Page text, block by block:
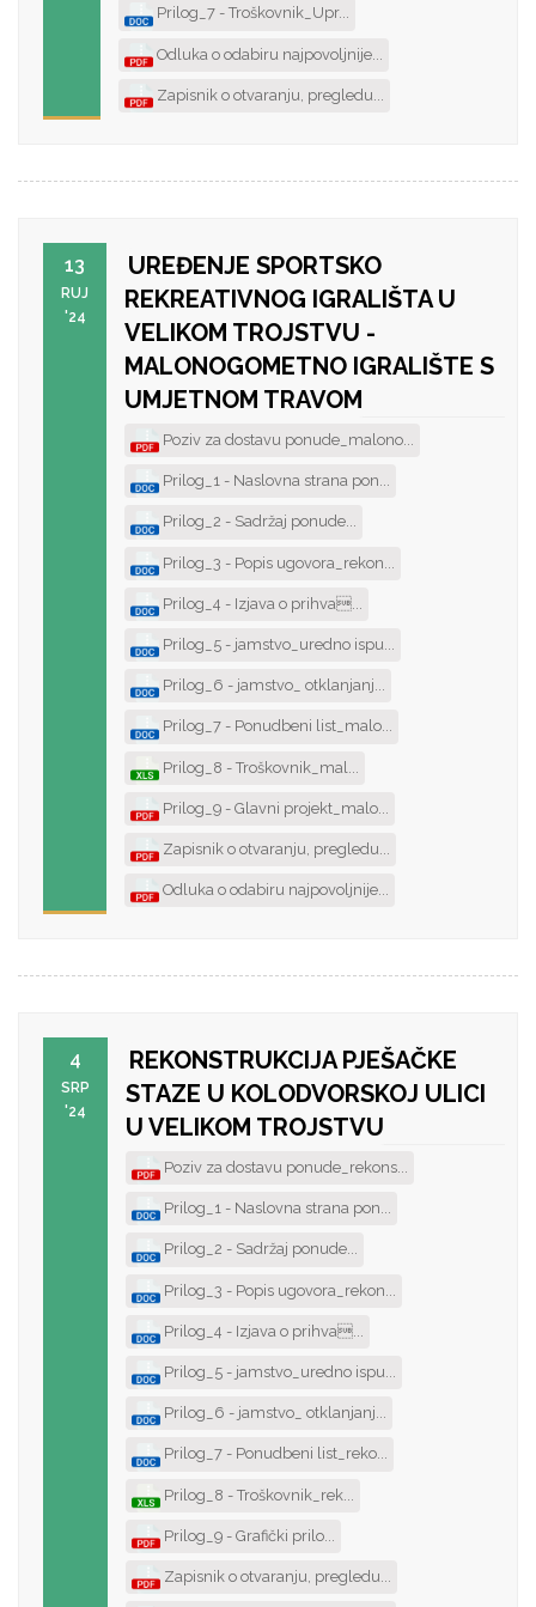
Prilog_7 - Troškovnik_Upr...
Odluka o odabiru najpovoljnije...
Zapisnik o otvaranju, pregledu...
13
RUJ
'24
UREĐENJE SPORTSKO
REKREATIVNOG IGRALIŠTA U
VELIKOM TROJSTVU -
MALONOGOMETNO IGRALIŠTE S
UMJETNOM TRAVOM
Poziv za dostavu ponude_malono...
Prilog_1 - Naslovna strana pon...
Prilog_2 - Sadržaj ponude...
Prilog_3 - Popis ugovora_rekon...
Prilog_4 - Izjava o prihva...
Prilog_5 - jamstvo_uredno ispu...
Prilog_6 - jamstvo_ otklanjanj...
Prilog_7 - Ponudbeni list_malo...
Prilog_8 - Troškovnik_mal...
Prilog_9 - Glavni projekt_malo...
Zapisnik o otvaranju, pregledu...
Odluka o odabiru najpovoljnije...
4
SRP
'24
REKONSTRUKCIJA PJEŠAČKE
STAZE U KOLODVORSKOJ ULICI
U VELIKOM TROJSTVU
Poziv za dostavu ponude_rekons...
Prilog_1 - Naslovna strana pon...
Prilog_2 - Sadržaj ponude...
Prilog_3 - Popis ugovora_rekon...
Prilog_4 - Izjava o prihva...
Prilog_5 - jamstvo_uredno ispu...
Prilog_6 - jamstvo_ otklanjanj...
Prilog_7 - Ponudbeni list_reko...
Prilog_8 - Troškovnik_rek...
Prilog_9 - Grafički prilo...
Zapisnik o otvaranju, pregledu...